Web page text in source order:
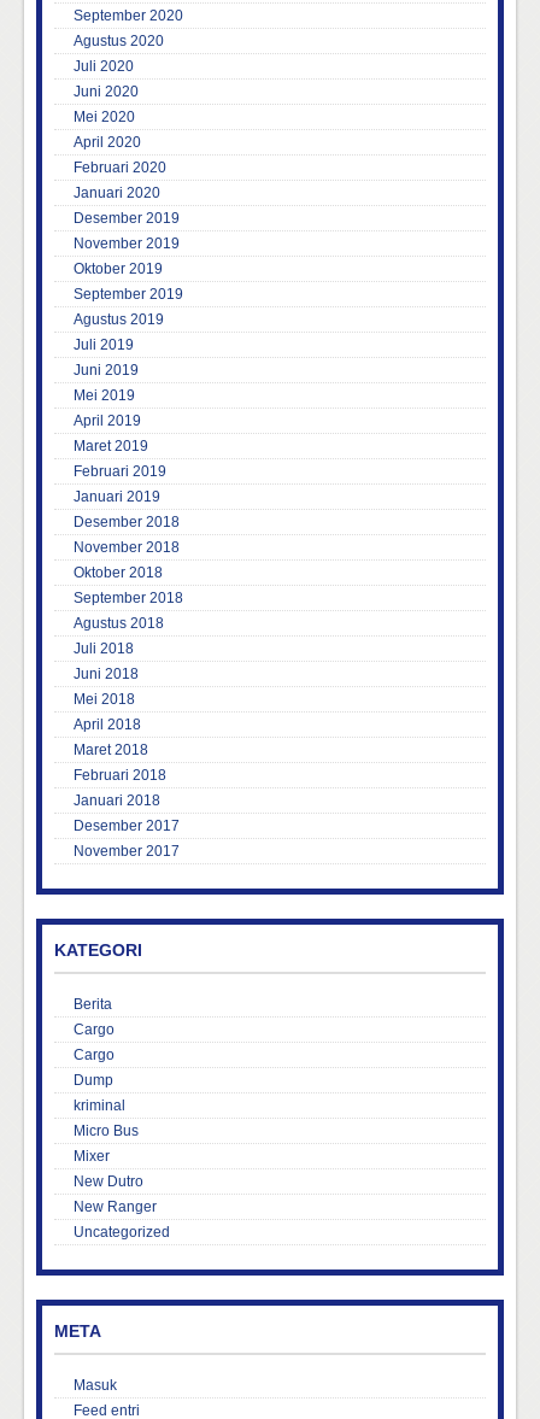
September 2020
Agustus 2020
Juli 2020
Juni 2020
Mei 2020
April 2020
Februari 2020
Januari 2020
Desember 2019
November 2019
Oktober 2019
September 2019
Agustus 2019
Juli 2019
Juni 2019
Mei 2019
April 2019
Maret 2019
Februari 2019
Januari 2019
Desember 2018
November 2018
Oktober 2018
September 2018
Agustus 2018
Juli 2018
Juni 2018
Mei 2018
April 2018
Maret 2018
Februari 2018
Januari 2018
Desember 2017
November 2017
KATEGORI
Berita
Cargo
Cargo
Dump
kriminal
Micro Bus
Mixer
New Dutro
New Ranger
Uncategorized
META
Masuk
Feed entri